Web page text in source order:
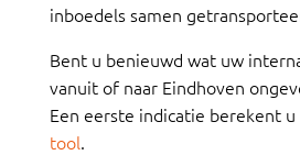
inboedels samen
Bent u benieuwd wat uw
vanuit of naar Eindhoven
Een eerste indicatie berekent
tool.